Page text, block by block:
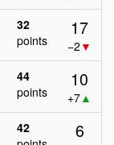
32
points
17
−2 ▼
44
points
10
+7▲
42
6